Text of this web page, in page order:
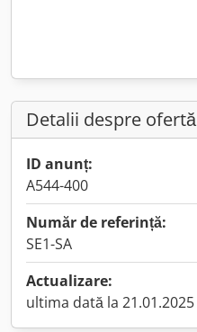
Detalii despre ofertă
ID anunț:
A544-400
Număr de referință:
SE1-SA
Actualizare:
ultima dată la 21.01.2025